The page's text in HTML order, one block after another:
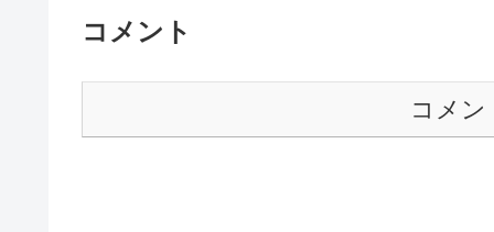
コメント
コメン